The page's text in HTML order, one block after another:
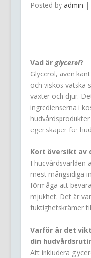
Posted byadmin |
Vad är glycerol?
Glycerol, även
och viskös vätska
växter och djur.
ingredienserna i
egenskaper för
Kort översikt av
I hudvårdsvärlden
mest mångsidiga
förmåga att
mjukhet. Det är
fuktighetskrämer
Varför är det
din
Att inkludera